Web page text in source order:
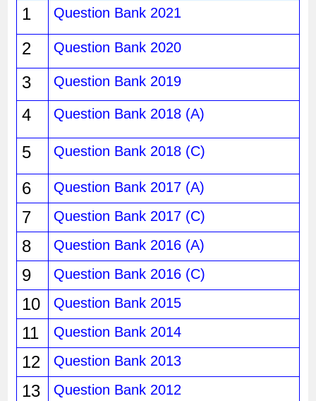
1
Question Bank 2021
2 Question Bank 2020
3 Question Bank 2019
4 Question Bank 2018 (A)
5 Question Bank 2018 (C)
6 Question Bank 2017 (A)
7 Question Bank 2017 (C)
8 Question Bank 2016 (A)
9 Question Bank 2016 (C)
10 Question Bank 2015
11 Question Bank 2014
12 Question Bank 2013
13 Question Bank 2012